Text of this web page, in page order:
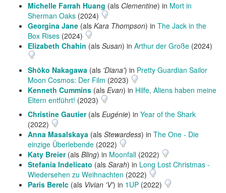
Michelle Farrah Huang (als Clementine) in Mort in
Sherman Oaks (2024)
Georgina Jane (als Kara Thompson) in The Jack in the
Box Rises (2024)
Elizabeth Chahin (als Susan) in Arthur der Große (2024)
Shōko Nakagawa (als 'Diana') in Pretty Guardian Sailor
Moon Cosmos: Der Film (2023)
Kenneth Cummins (als Evan) in Hilfe, Aliens haben meine
Eltern entführt! (2023)
Christine Gautier(als Eugénie) in Year of the Shark
(2022)
Anna Masalskaya (als Stewardess) in The One - Die
einzige Überlebende (2022)
Katy Breier(als Bling) in Moonfall (2022)
Stefania Indelicato (als Sarah) in Long Lost Christmas -
Wiedersehen zu Weihnachten (2022)
Paris Berelc (als Vivian 'V') in 1UP (2022)